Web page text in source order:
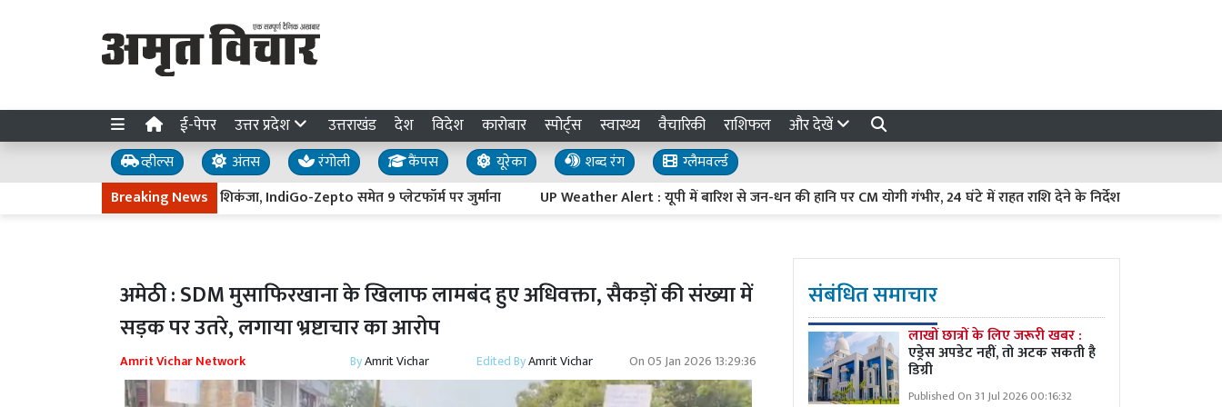
ई-पेपर उत्तर प्रदेश उत्तराखंड देश विदेश कारोबार स्पोर्ट्स स्वास्थ्य वैचारिकी राशिफल और देखें
व्हील्स अंतस रंगोली कैंपस यूरेका शब्द रंग
ग्लैमवर्ल्ड
Breaking News
में ‘डार्क पैटर्न’ पर CCPA का शिकंजा, IndiGo-Zepto समेत 9 प्लेटफॉर्म पर जुर्माना UP Weather Alert : यूपी में बारिश से जन-धन की हानि पर CM योगी गंभीर, 24 घंटे में राहत राशि देने के निर्देश बरेली में BJP को
अमेठी : SDM मुसाफिरखाना के खिलाफ लामबंद हुए अधिवक्ता, सैकड़ों की संख्या में
सड़क पर उतरे, लगाया भ्रष्टाचार का आरोप
Amrit Vichar Network ByAmrit Vichar Edited ByAmrit Vichar On05 Jan 2026 13:29:36
संबंधित समाचार
लाखों छात्रों के लिए जरूरी खबर :
एड्रेस अपडेट नहीं, तो अटक सकती है
डिग्री
Published On 31 Jul 2026 00:16:32